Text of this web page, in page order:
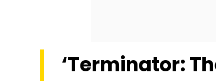
‘Terminator: